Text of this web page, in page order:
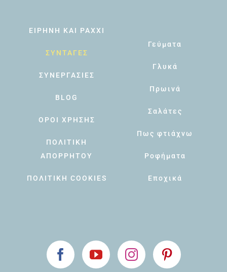
ΕΙΡΗΝΗ ΚΑΙ PAXXI
ΣΥΝΤΑΓΕΣ
ΣΥΝΕΡΓΑΣΙΕΣ
BLOG
ΟΡΟΙ ΧΡΗΣΗΣ
ΠΟΛΙΤΙΚΗ
ΑΠΟΡΡΗΤΟΥ
ΠΟΛΙΤΙΚΗ COOKIES
Γεύματα
Γλυκά
Πρωινά
Σαλάτες
Πως φτιάχνω
Ροφήματα
Εποχικά